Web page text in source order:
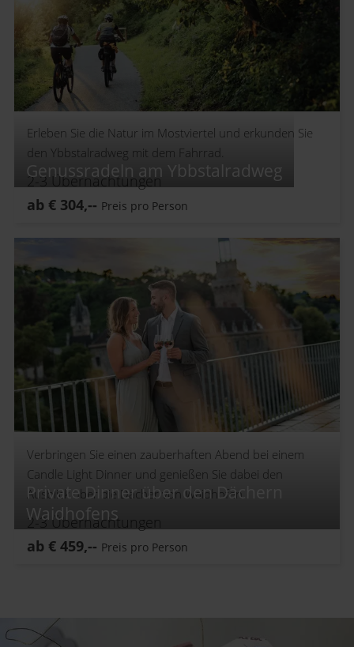
Genussradeln am Ybbstalradweg
Erleben Sie die Natur im Mostviertel und erkunden Sie
den Ybbstalradweg mit dem Fahrrad.
2-3Übernachtungen
ab € 304,-- Preis pro Person
Private Dinner über den Dächern
Waidhofens
Verbringen Sie einen zauberhaften Abend bei einem
Candle Light Dinner und genießen Sie dabei den
Ausblick über die Dächer von Waidhofen.
2-3Übernachtungen
ab € 459,-- Preis pro Person